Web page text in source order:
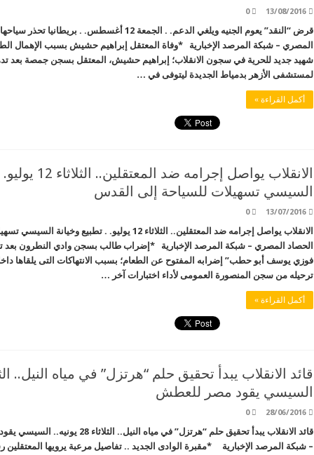
13/08/2016
0
قرض “النقد” يعوم الجنيه ويلغي الدعم. . الجمعة 12
المصري – شبكة المرصد الإخبارية *وفاة المعتقل إبراهيم حشيش بسبب الإهمال
شهيد جديد للحرية في سجون الانقلاب؛ إبراهيم حشيش، المعتقل بسجن جمصة بعد
لمستشفى الأزهر بدمياط الجديدة ليتوفى في …
أكمل القراءة »
الانقلاب يواصل
السيسي تسهيلات للسياحة إلى القدس
13/07/2016
0
الانقلاب يواصل إجرامه ضد المعتقلين.. الثلاثاء 12 يوليو. .
الحصاد المصري – شبكة المرصد الإخبارية *إضراب طالب بسجن وادي النطرون بعد
فوزي يوسف أبو حطب” إضرابه المفتوح عن الطعام؛ بسبب الانتهاكات التى يلقاها
ترحيله من سجن المنصورة العمومى لأداء اختبارات آخر …
أكمل القراءة »
السيسي يقود مصر للعطش
28/06/2016
0
قائد الانقلاب يبدأ تحقيق حلم “هرتزل” في
– شبكة المرصد الإخبارية *مقبرة الوادى الجديد .. تفاصيل مرعبة يرويها المعتقلين